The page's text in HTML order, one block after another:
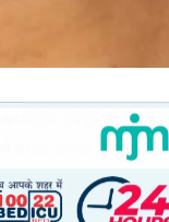
रायपुर एवं जिला
अध्यक्ष दुष्यंत शर्मा
42 अंतर्गत 3